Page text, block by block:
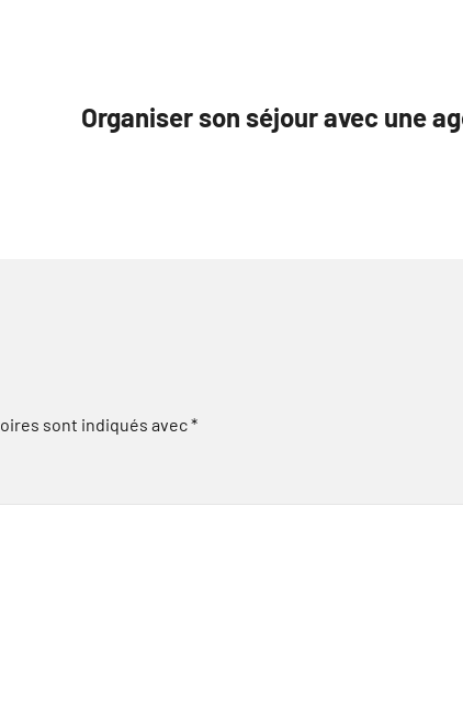
Organiser son séjour avec une
sont indiqués avec*